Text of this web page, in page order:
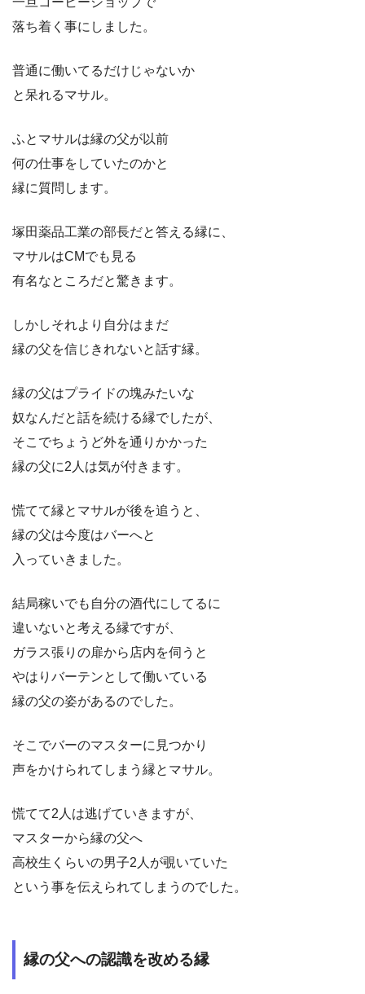
落ち着く事にしました。
普通に働いてるだけじゃないか
と呆れるマサル。
ふとマサルは縁の父が以前
何の仕事をしていたのかと
縁に質問します。
塚田薬品工業の部長だと答える縁に、
マサルはCMでも見る
有名なところだと驚きます。
しかしそれより自分はまだ
縁の父を信じきれないと話す縁。
縁の父はプライドの塊みたいな
奴なんだと話を続ける縁でしたが、
そこでちょうど外を通りかかった
縁の父に2人は気が付きます。
慌てて縁とマサルが後を追うと、
縁の父は今度はバーへと
入っていきました。
結局稼いでも自分の酒代にしてるに
違いないと考える縁ですが、
ガラス張りの扉から店内を伺うと
やはりバーテンとして働いている
縁の父の姿があるのでした。
そこでバーのマスターに見つかり
声をかけられてしまう縁とマサル。
慌てて2人は逃げていきますが、
マスターから縁の父へ
高校生くらいの男子2人が覗いていた
という事を伝えられてしまうのでした。
縁の父への認識を改める縁